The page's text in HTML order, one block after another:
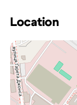
Location